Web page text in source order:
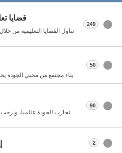
قضايا
تناول القضايا التعليمية من
249
بناء مجتمع من محبي الجودة
50
تجارب الجودة عالمياً،
90
2